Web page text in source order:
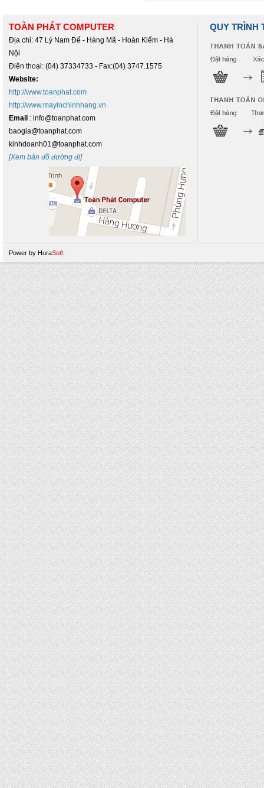
TOÀN PHÁT COMPUTER
Địa chỉ: 47 Lý Nam Đế - Hàng Mã - Hoàn Kiếm - Hà
Nội
Điện thoại: (04) 37334733 - Fax:(04) 3747.1575
Website:
http://www.toanphat.com
http://www.mayinchinhhang.vn
Email : info@toanphat.com
baogia@toanphat.com
kinhdoanh01@toanphat.com
[Xem bản đồ đường đi]
QUY TRÌNH
Power by HuraSoft.